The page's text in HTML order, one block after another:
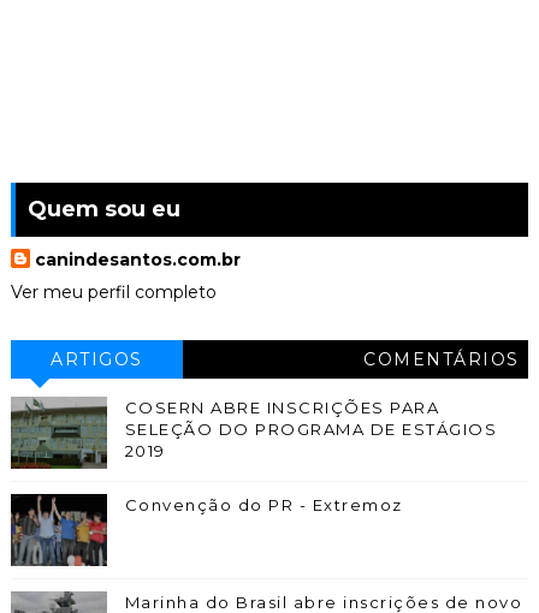
Quem sou eu
canindesantos.com.br
Ver meu perfil completo
ARTIGOS COMENTÁRIOS
COSERN ABRE INSCRIÇÕES PARA
SELEÇÃO DO PROGRAMA DE ESTÁGIOS
2019
Convenção do PR - Extremoz
Marinha do Brasil abre inscrições de novo